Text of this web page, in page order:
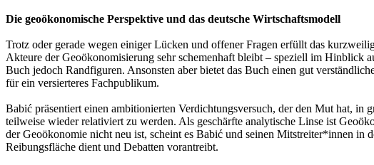
Die geoökonomische Perspektive und das deutsche Wirtschaftsmodell
Trotz oder gerade wegen einiger Lücken und offener Fragen erfüllt das
Akteure der Geoökonomisierung sehr schemenhaft bleibt – speziell im Hinblick
Buch jedoch Randfiguren. Ansonsten aber bietet das Buch einen gut
für ein versierteres Fachpublikum.
Babić präsentiert einen ambitionierten Verdichtungsversuch, der den Mut hat,
teilweise wieder relativiert zu werden. Als geschärfte analytische Linse ist
der Geoökonomie nicht neu ist, scheint es Babić und seinen Mitstreiter*innen in
Reibungsfläche dient und Debatten vorantreibt.